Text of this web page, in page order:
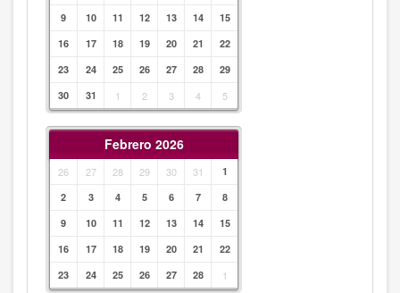
9
10 11 12 13 14
15
16
17 18 19 20 21
22
23
24 25 26 27 28
29
30
31 1 2 3 4 5
Febrero 2026
26 27 28 29 30 31
1
2
3 4 5 6 7
8
9
10 11 12 13 14
15
16
17 18 19 20 21
22
23
24 25 26 27 28 1